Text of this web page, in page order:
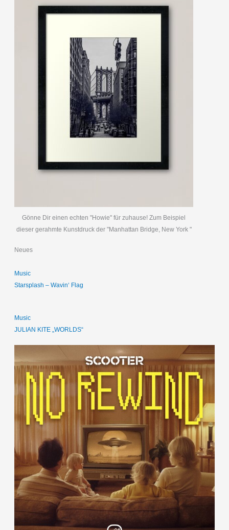
Gönne Dir einen echten "Howie" für zuhause! Zum Beispiel
dieser gerahmte Kunstdruck der "Manhattan Bridge, New York "
Neues
Music
Starsplash – Wavin‘ Flag
Music
JULIAN KITE „WORLDS“